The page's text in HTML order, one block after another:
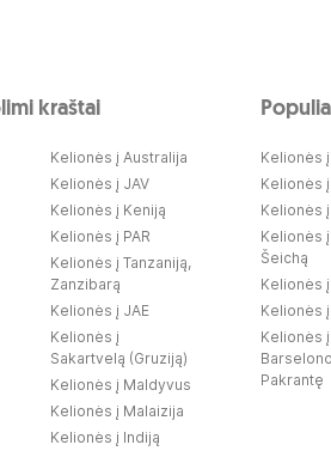
kraštai
Kelionės į Australija
Kelionės į JAV
Kelionės į Keniją
Kelionės į PAR
Kelionės į Tanzaniją,
Zanzibarą
Kelionės į JAE
Kelionės į
Sakartvelą (Gruziją)
Kelionės į Maldyvus
Kelionės į Malaizija
Kelionės į Indiją
Kelionės
Kelionės
Kelionės
Kelionės į
Šeichą
Kelionės
Kelionės
Kelionės į
Pakrantę